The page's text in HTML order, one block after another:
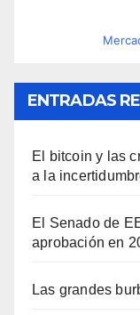
ENTRADAS
El bitcoin y las
a la
El Senado de
aprobación en
Las grandes